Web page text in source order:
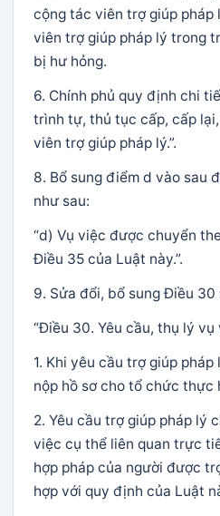
cộng tác viên trợ giúp pháp
viên trợ giúp pháp lý trong
bị hư hỏng.
6. Chính phủ quy định chi
trình tự, thủ tục cấp, cấp
viên trợ giúp pháp lý.”.
8. Bổ sung điểm d vào sau
như sau:
“d) Vụ việc được chuyển
Điều 35 của Luật này.”.
9. Sửa đổi, bổ sung Điều 30
“Điều 30. Yêu cầu, thụ lý
1. Khi yêu cầu trợ giúp
nộp hồ sơ cho tổ chức thực
2. Yêu cầu trợ giúp pháp lý
việc cụ thể liên quan trực
hợp pháp của người được
hợp với quy định của Luật